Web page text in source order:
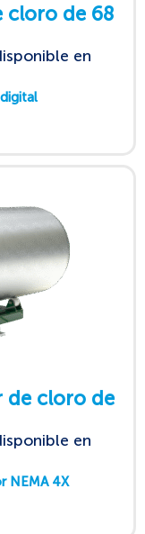
cloro de 68
en
de cloro de
en
NEMA 4X